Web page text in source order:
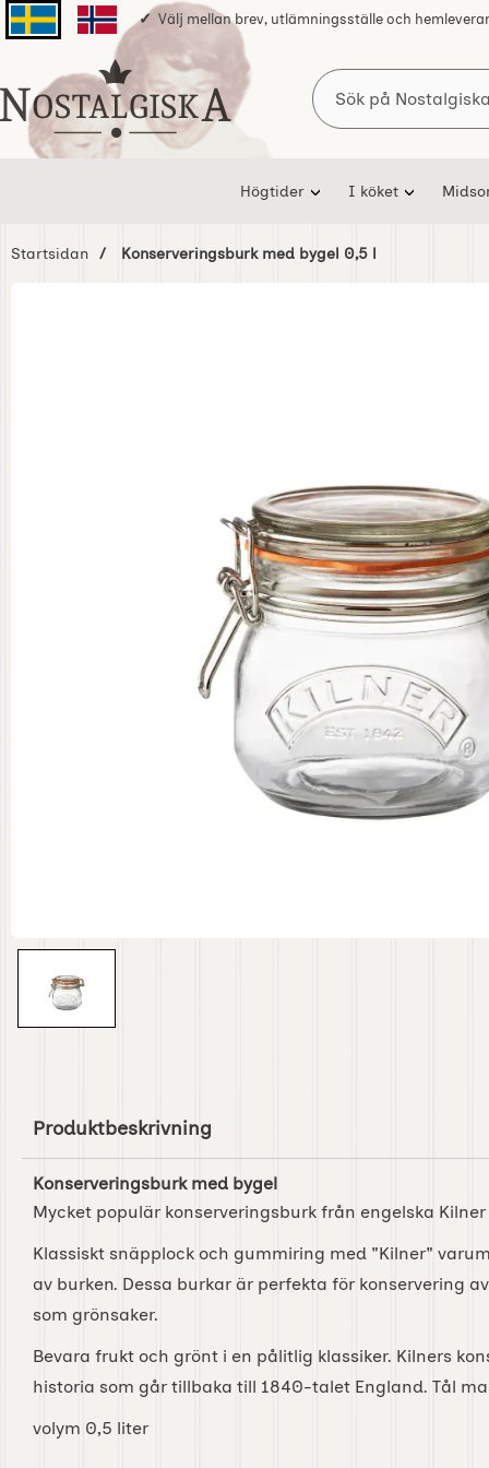
Svenska sidanNorska sidan
Välj mellan brev, utlämningsställe och
Startsidan för Nostalgiska
Sök
Högtider I köket
Startsidan Konserveringsburk med bygel 0,5 l
Produktbeskrivning
Konserveringsburk med bygel
Mycket populär konserveringsburk från engelska
Klassiskt snäpplock och gummiring med "Kilner"
av burken. Dessa burkar är perfekta för konservering
som grönsaker.
Bevara frukt och grönt i en pålitlig klassiker. Kilners
historia som går tillbaka till 1840-talet England. Tål
volym 0,5 liter